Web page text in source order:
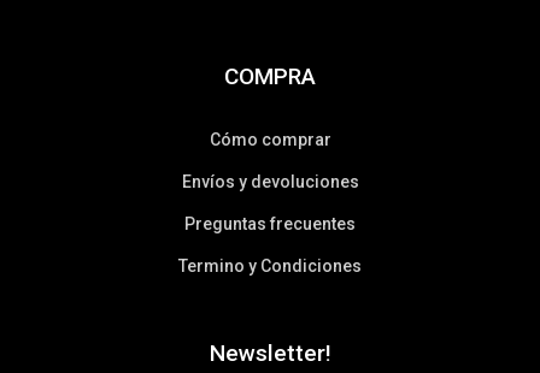
COMPRA
Cómo comprar
Envíos y devoluciones
Preguntas frecuentes
Termino y Condiciones
Newsletter!